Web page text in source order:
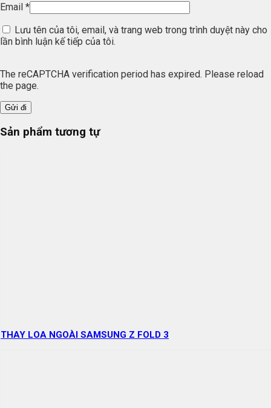
Email *
Lưu tên của tôi, email, và trang web trong trình duyệt này cho
lần bình luận kế tiếp của tôi.
The reCAPTCHA verification period has expired. Please reload
the page.
Sản phẩm tương tự
THAY LOA NGOÀI SAMSUNG Z FOLD 3